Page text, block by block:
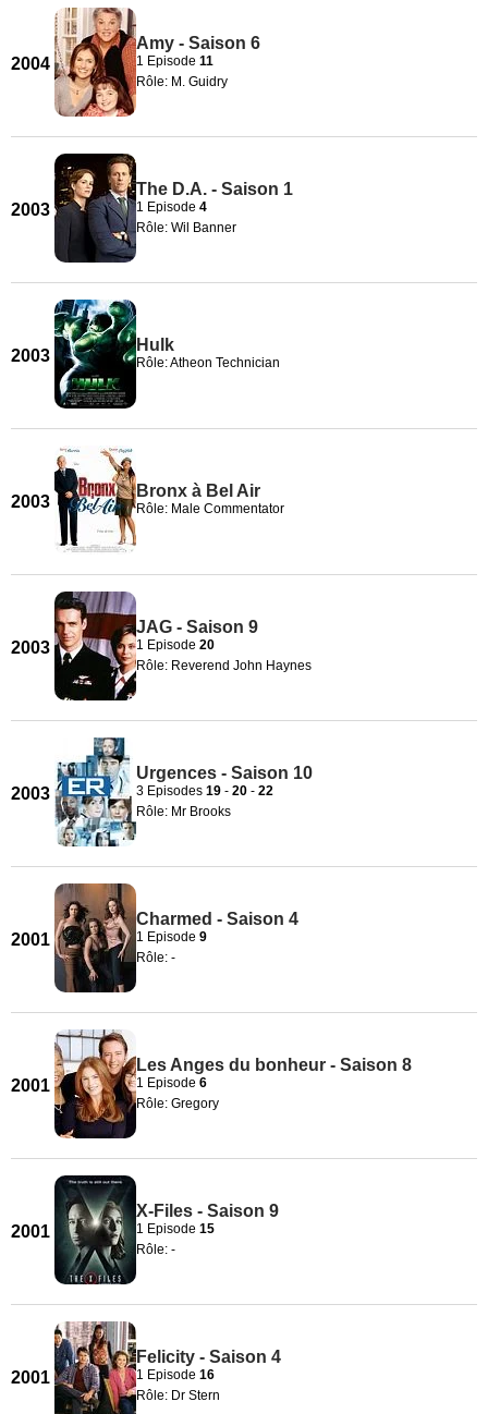
2004
Amy - Saison 6
1 Episode 11
Rôle: M. Guidry
2003
The D.A. - Saison 1
1 Episode 4
Rôle: Wil Banner
2003
Hulk
Rôle: Atheon Technician
2003
Bronx à Bel Air
Rôle: Male Commentator
2003
JAG - Saison 9
1 Episode 20
Rôle: Reverend John Haynes
2003
Urgences - Saison 10
3 Episodes 19 - 20 - 22
Rôle: Mr Brooks
2001
Charmed - Saison 4
1 Episode 9
Rôle: -
2001
Les Anges du bonheur - Saison 8
1 Episode 6
Rôle: Gregory
2001
X-Files - Saison 9
1 Episode 15
Rôle: -
2001
Felicity - Saison 4
1 Episode 16
Rôle: Dr Stern